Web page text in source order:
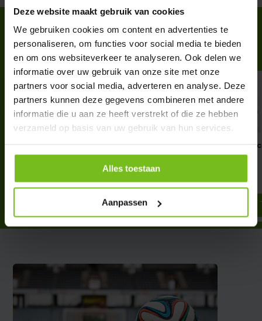
Deze website maakt gebruik van cookies
We gebruiken cookies om content en advertenties te
personaliseren, om functies voor social media te bieden
en om ons websiteverkeer te analyseren. Ook delen we
informatie over uw gebruik van onze site met onze
partners voor social media, adverteren en analyse. Deze
partners kunnen deze gegevens combineren met andere
informatie die u aan ze heeft verstrekt of die ze hebben
verzameld op basis van uw gebruik van hun services.
Alles toestaan
Aanpassen
ACCESSOIRES
Complete your purchase
Aimant ensemble
numérotée
Deliverytime